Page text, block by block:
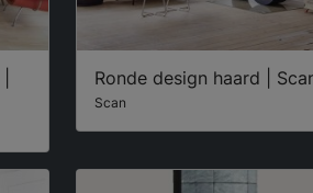
Ronde design haard |
Scan